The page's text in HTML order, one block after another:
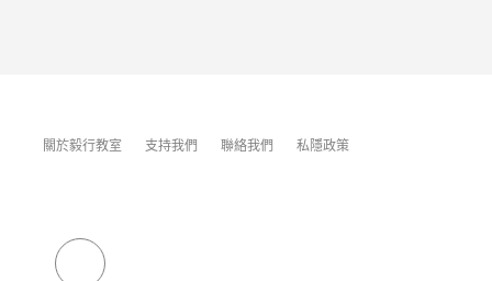
關於毅行教室 支持我們 聯絡我們 私隱政策